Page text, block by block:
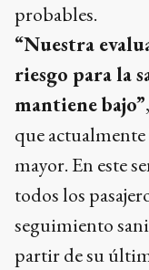
probables.
“Nuestra
riesgo para la
mantiene bajo”
que actualmente
mayor. En este
todos los
seguimiento
partir de su